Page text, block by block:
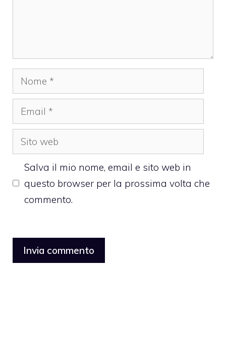
Nome
Email
Sito
web
Salva il mio nome, email e sito web in
questo browser per la prossima volta che
commento.